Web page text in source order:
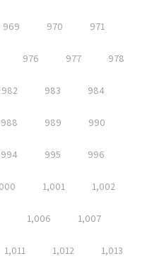
969 970 971
976 977 978
982 983 984
988 989 990
994 995 996
1,001 1,002
1,006 1,007
1,011 1,012 1,013